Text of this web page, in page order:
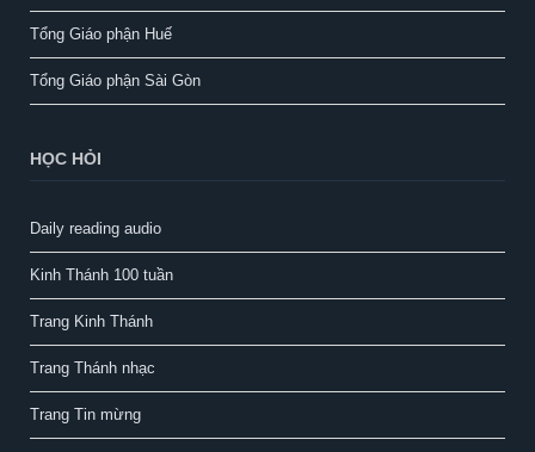
Tổng Giáo phận Huế
Tổng Giáo phận Sài Gòn
HỌC HỎI
Daily reading audio
Kinh Thánh 100 tuần
Trang Kinh Thánh
Trang Thánh nhạc
Trang Tin mừng